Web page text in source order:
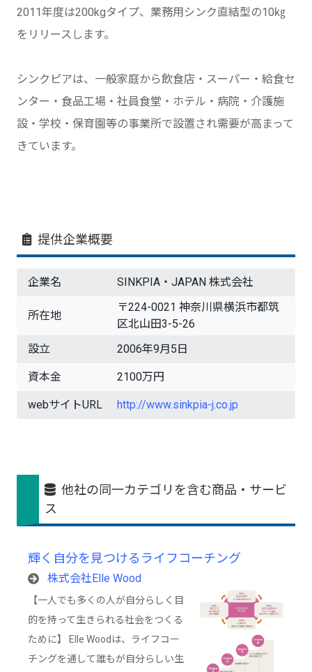
2011年度は200kgタイプ、業務用シンク直結型の10㎏
をリリースします。
シンクピアは、一般家庭から飲食店・スーパー・給食セ
ンター・食品工場・社員食堂・ホテル・病院・介護施
設・学校・保育園等の事業所で設置され需要が高まって
きています。
提供企業概要
企業名 SINKPIA・JAPAN 株式会社
所在地
〒224-0021 神奈川県横浜市都筑
区北山田3-5-26
設立
2006年9月5日
資本金 2100万円
webサイトURL http://www.sinkpia-j.co.jp
他社の同一カテゴリを含む商品・サービ
ス
輝く自分を見つけるライフコーチング
株式会社Elle Wood
【一人でも多くの人が自分らしく目
的を持って生きられる社会をつくる
ために】 Elle Woodは、ライフコー
チングを通して誰もが自分らしい生